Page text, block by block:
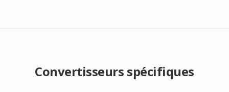
Convertisseurs spécifiques